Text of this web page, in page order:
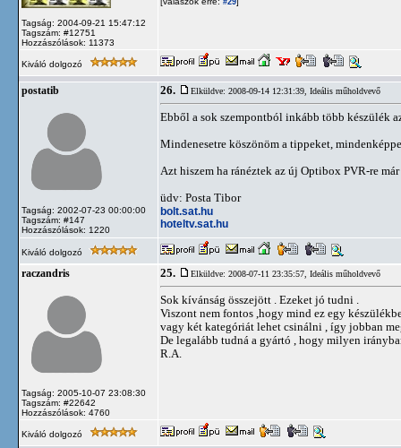
Tagság: 2004-09-21 15:47:12
Tagszám: #12751
Hozzászólások: 11373
#29
Kiváló dolgozó
postatib
Tagság: 2002-07-23 00:00:00
Tagszám: #147
Hozzászólások: 1220
26. Elküldve: 2008-09-14 12:31:39, Ideális műholdvevő
Ebből a sok szempontból inkább több készülék
Mindenesetre köszönöm a tippeket,
Azt hiszem ha ránéztek az új Optibox PVR-re
üdv: Posta Tibor
bolt.sat.hu
hoteltv.sat.hu
Kiváló dolgozó
raczandris
Tagság: 2005-10-07 23:08:30
Tagszám: #22642
Hozzászólások: 4760
25. Elküldve: 2008-07-11 23:35:57, Ideális műholdvevő
Sok kívánság összejött . Ezeket jó tudni .
Viszont nem fontos ,hogy mind ez egy
vagy két kategóriát lehet csinálni , így jobban
De legalább tudná a gyártó , hogy milyen
R.A.
Kiváló dolgozó